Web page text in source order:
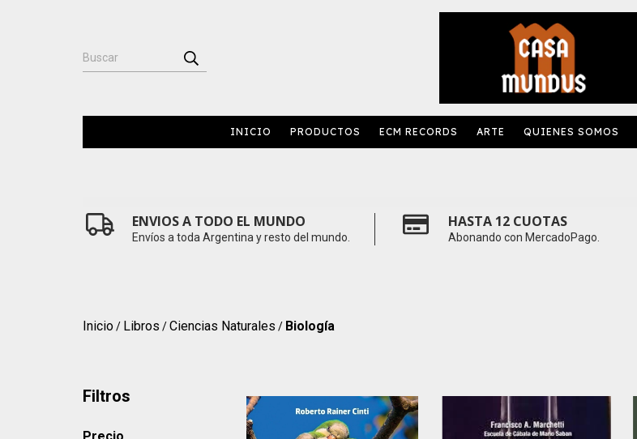
INICIO PRODUCTOS ECM RECORDS ARTE QUIENES SOMOS
ENVIOS A TODO EL MUNDO
Envíos a toda Argentina y resto del mundo.
HASTA 12 CUOTAS
Abonando con MercadoPago.
Inicio/ Libros /Ciencias Naturales / Biología
Filtros
Precio